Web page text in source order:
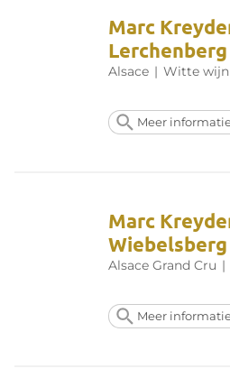
Marc
Alsace | Witte wijn
Meer
Marc
Wiebelsberg
Alsace Grand Cru |
Meer